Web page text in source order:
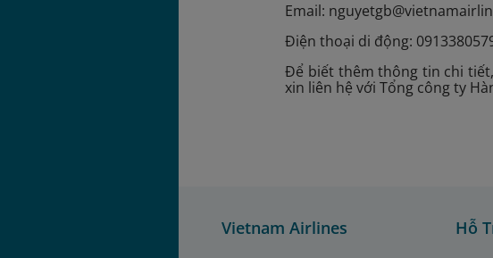
Email:
Điện thoại di động:
Để biết thêm thông tin chi
xin liên hệ với Tổng công ty
Vietnam Airlines Hỗ